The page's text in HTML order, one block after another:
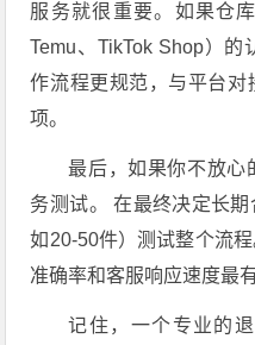
服务就很重要。如果仓
Temu、TikTok Shop）
作流程更规范，与平台对
项。
最后，如果你不放心
务测试。 在最终决定长
如20-50件）测试整个流
准确率和客服响应速度最
记住，一个专业的